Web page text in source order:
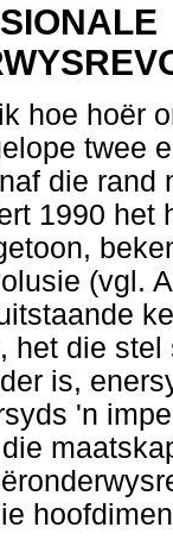
hoe hoër
twee
die rand
1990 het
(vgl.
het die
is,
'n